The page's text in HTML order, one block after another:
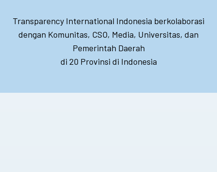
Transparency International Indonesia berkolaborasi
dengan Komunitas, CSO, Media, Universitas, dan
Pemerintah Daerah
di 20 Provinsi di Indonesia